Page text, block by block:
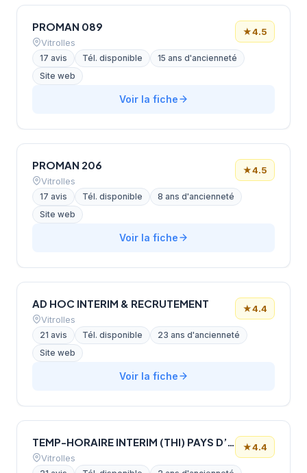
PROMAN 089
Vitrolles
★4.5
17 avis Tél. disponible
15 ans d'ancienneté
Site web
Voir la fiche
PROMAN 206
Vitrolles
★4.5
17 avis Tél. disponible
8 ans d'ancienneté
Site web
Voir la fiche
AD HOC INTERIM & RECRUTEMENT
Vitrolles
★4.4
21 avis Tél. disponible
23 ans d'ancienneté
Site web
Voir la fiche
TEMP-HORAIRE INTERIM (THI) PAYS D’AIX
Vitrolles
★4.4